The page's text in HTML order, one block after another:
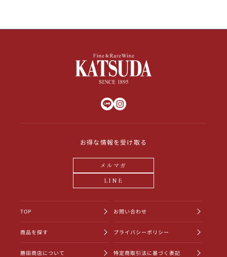
お得な情報を受け取る
メルマガ
LINE
TOP
商品を探す
勝田商店について
お問い合わせ
プライバシーポリシー
特定商取引法に基づく表記